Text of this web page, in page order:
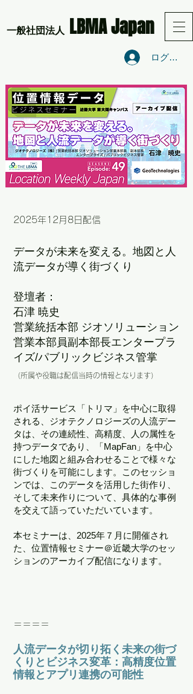
​一般社団法人 LBMA Japan
ログイン
2025年12月8 日配信
データが未来を変える。地図と人
流データが導く街づくり
登壇者：
石津 暁史
営業統括本部 ジオソリューション
営業本部員副本部長エンタープラ
イズ/パブリックビジネス管掌
（所属や役職は配信当時の情報となります）
ポイ活サービス「トリマ」を中心に取得
される、ジオテクノロジーズの人流デー
タは、その連続性、高精度、人の属性を
持つデータであり、「MapFan」を中心
にした地図と組み合わせることで様々な
街づくりを可能にします。このセッショ
ンでは、このデータを活用した街作り、
そして未来作りについて、具体的な事例
を交えて語っていただいています。
本セミナーは、2025年７月に開催され
た、位置情報セミナー＠近畿大学のセッ
ションのアーカイブ配信になります。
＝＝＝＝
人流データが切り拓く未来の街づ
くりとビジネス変革：高精度位置
情報とアプリ連携の可能性